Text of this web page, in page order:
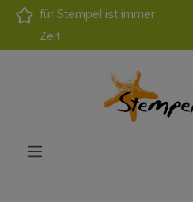
Zum Hauptinhalt springen
für Stempel ist immer
Zeit